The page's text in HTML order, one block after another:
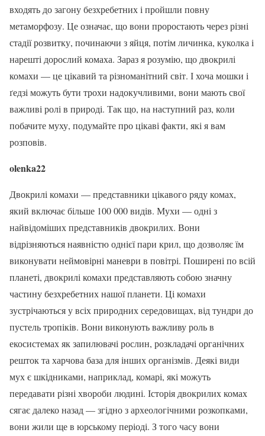
входять до загону безхребетних і пройшли повну
метаморфозу. Це означає, що вони проростають через різні
стадії розвитку, починаючи з яйця, потім личинка, куколка і
нарешті дорослий комаха. Зараз я розумію, що двокрилі
комахи — це цікавий та різноманітний світ. І хоча мошки і
ґедзі можуть бути трохи надокучливими, вони мають свої
важливі ролі в природі. Так що, на наступний раз, коли
побачите муху, подумайте про цікаві факти, які я вам
розповів.
olenka22
Двокрилі комахи — представники цікавого ряду комах,
який включає більше 100 000 видів. Мухи — одні з
найвідоміших представників двокрилих. Вони
відрізняються наявністю однієї пари крил, що дозволяє їм
виконувати неймовірні маневри в повітрі. Поширені по всій
планеті, двокрилі комахи представляють собою значну
частину безхребетних нашої планети. Ці комахи
зустрічаються у всіх природних середовищах, від тундри до
пустель тропіків. Вони виконують важливу роль в
екосистемах як запилювачі рослин, розкладачі органічних
решток та харчова база для інших організмів. Деякі види
мух є шкідниками, наприклад, комарі, які можуть
передавати різні хвороби людині. Історія двокрилих комах
сягає далеко назад — згідно з археологічними розкопками,
вони жили ще в юрському періоді. З того часу вони